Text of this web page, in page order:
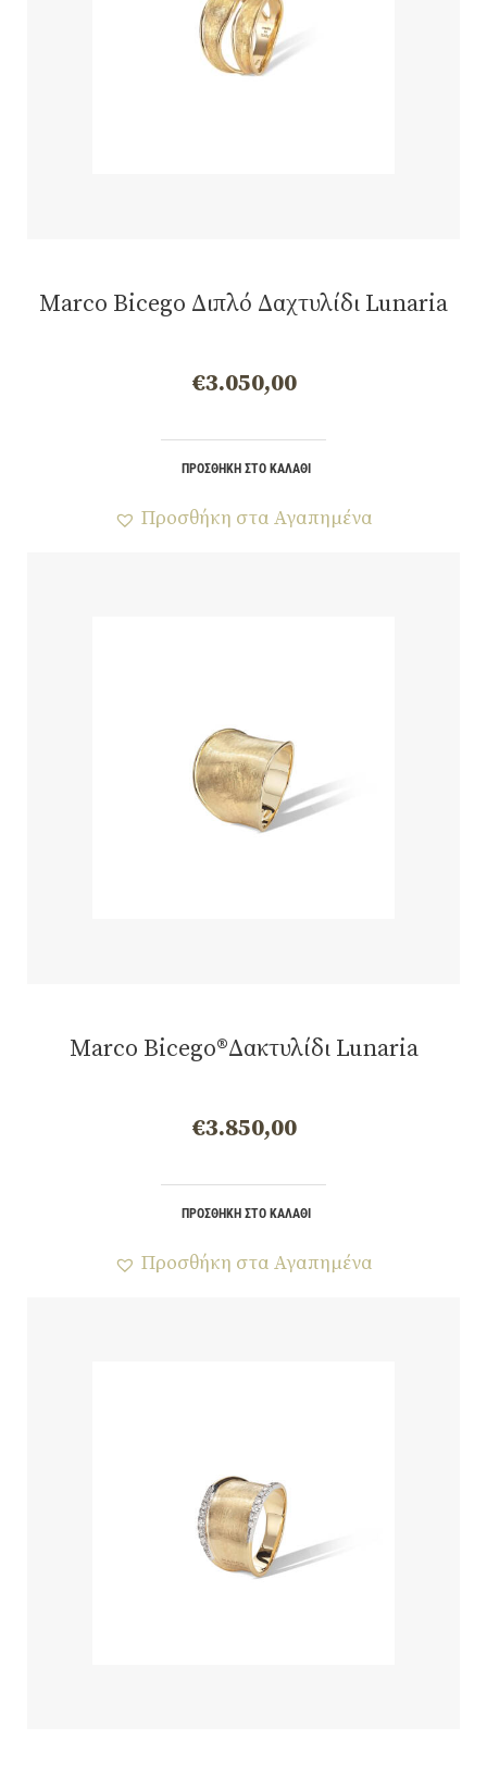
Marco Bicego Διπλό Δαχτυλίδι Lunaria
€3.050,00
ΠΡΟΣΘΉΚΗ ΣΤΟ ΚΑΛΆΘΙ
Προσθήκη στα Αγαπημένα
Marco Bicego®Δακτυλίδι Lunaria
€3.850,00
ΠΡΟΣΘΉΚΗ ΣΤΟ ΚΑΛΆΘΙ
Προσθήκη στα Αγαπημένα